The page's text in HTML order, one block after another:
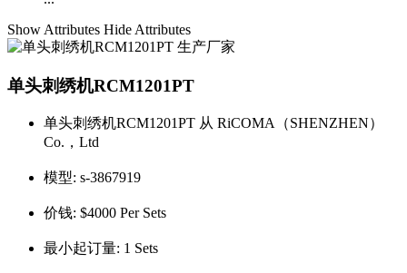
Show Attributes Hide Attributes
单头刺绣机RCM1201PT
单头刺绣机RCM1201PT 从 RiCOMA（SHENZHEN）
Co.，Ltd
模型: s-3867919
价钱: $4000 Per Sets
最小起订量: 1 Sets